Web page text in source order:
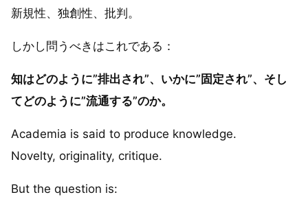
新規性、独創性、批判。
しかし問うべきはこれである：
知はどのように”排出され”、いかに”固定され”、そし
てどのように”流通する”のか。
Academia is said to produce knowledge.
Novelty, originality, critique.
But the question is: